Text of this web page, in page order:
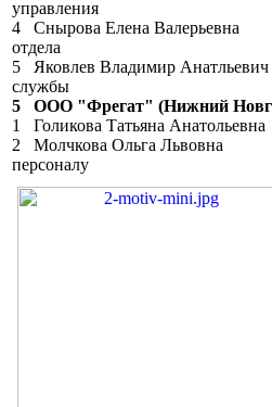
управления
4 Снырова Елена
отдела
5 Яковлев Владимир
службы
5 ООО "Фрегат" (Нижний
1 Голикова Татьяна
2 Молчкова Ольга
персоналу